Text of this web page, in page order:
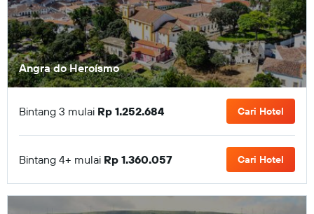
Angra do Heroísmo
Bintang 3 mulai Rp 1.252.684 Cari Hotel
Bintang 4+ mulai Rp 1.360.057 Cari Hotel